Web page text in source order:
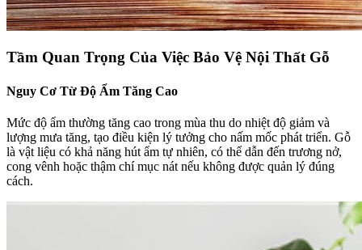
Tầm Quan Trọng Của Việc Bảo Vệ Nội Thất Gỗ
Nguy Cơ Từ Độ Ẩm Tăng Cao
Mức độ ẩm thường tăng cao trong mùa thu do nhiệt độ giảm và
lượng mưa tăng, tạo điều kiện lý tưởng cho nấm mốc phát triển. Gỗ
là vật liệu có khả năng hút ẩm tự nhiên, có thể dẫn đến trương nở,
cong vênh hoặc thậm chí mục nát nếu không được quản lý đúng
cách.